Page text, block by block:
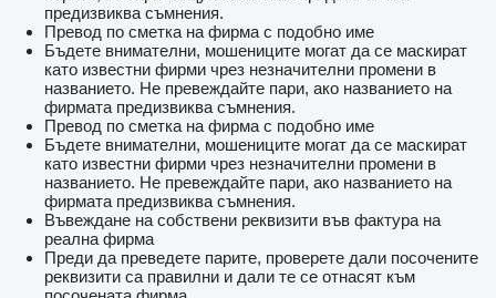
предизвиква съмнения.
Превод по сметка на фирма с подобно име
Бъдете внимателни, мошениците могат да се маскират
като известни фирми чрез незначителни промени в
названието. Не превеждайте пари, ако названието на
фирмата предизвиква съмнения.
Превод по сметка на фирма с подобно име
Бъдете внимателни, мошениците могат да се маскират
като известни фирми чрез незначителни промени в
названието. Не превеждайте пари, ако названието на
фирмата предизвиква съмнения.
Въвеждане на собствени реквизити във фактура на
реална фирма
Преди да преведете парите, проверете дали посочените
реквизити са правилни и дали те се отнасят към